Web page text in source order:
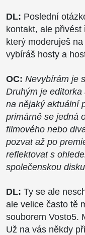
DL: Poslední
kontakt, ale
který moderuješ
vybíráš hosty a
OC: Nevybírám je
Druhým je
na nějaký aktuální
primárně se jedná
filmového nebo
pozvat až po
reflektovat s
společenskou
DL: Ty se ale
ale velice často tě
souborem Vosto5.
Už na vás někdy